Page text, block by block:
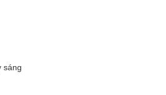
sáng